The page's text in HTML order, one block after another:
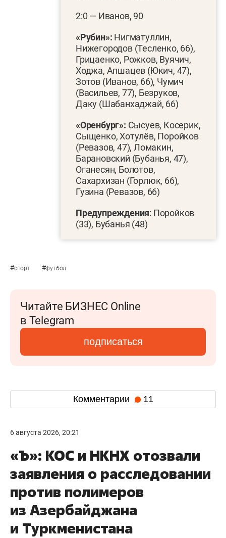
2:0 — Иванов, 90
«Рубин»: Нигматуллин,
Нижегородов (Тесленко, 66),
Грицаенко, Рожков, Вуячич,
Ходжа, Апшацев (Юкич, 47),
Зотов (Иванов, 66), Чумич
(Васильев, 77), Безруков,
Даку (Шабанхаджай, 66)
«Оренбург»: Сысуев, Косерик,
Сыщенко, Хотулёв, Поройков
(Ревазов, 47), Ломакин,
Барановский (Бубанья, 47),
Оганесян, Болотов,
Сахархизан (Горлюк, 66),
Гузина (Ревазов, 66)
Предупреждения: Поройков
(33), Бубанья (48)
#спорт #футбол
Читайте БИЗНЕС Online
в Telegram
подписаться
Комментарии 11
6 августа 2026, 20:21
«Ъ»: КОС и НКНХ отозвали
заявления о расследовании
против полимеров
из Азербайджана
и Туркменистана